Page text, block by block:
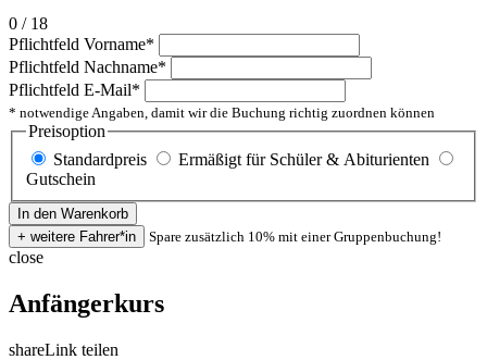
0 / 18
Pflichtfeld Vorname*
Pflichtfeld Nachname*
Pflichtfeld E-Mail*
* notwendige Angaben, damit wir die Buchung richtig zuordnen können
Preisoption
Standardpreis
Ermäßigt für Schüler & Abiturienten
Gutschein
Spare zusätzlich 10% mit einer Gruppenbuchung!
close
Anfängerkurs
shareLink teilen